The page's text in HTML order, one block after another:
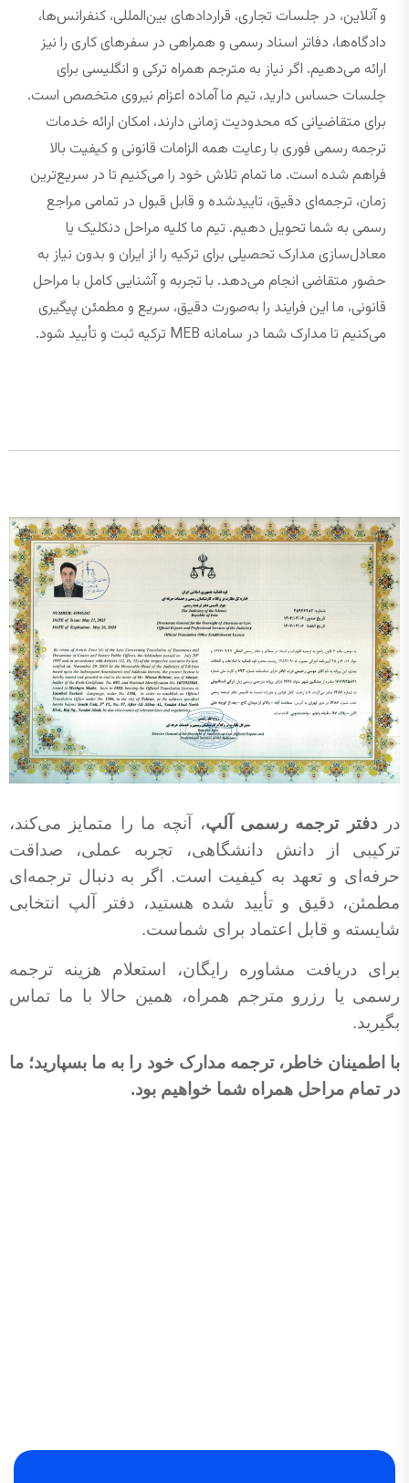
و آنلاین، در جلسات تجاری، قراردادهای بین‌المللی، کنفرانس‌ها،
دادگاه‌ها، دفاتر اسناد رسمی و همراهی در سفرهای کاری را نیز
ارائه می‌دهیم. اگر نیاز به مترجم همراه ترکی و انگلیسی برای
جلسات حساس دارید، تیم ما آماده اعزام نیروی متخصص است.
برای متقاضیانی که محدودیت زمانی دارند، امکان ارائه خدمات
ترجمه رسمی فوری با رعایت همه الزامات قانونی و کیفیت بالا
فراهم شده است. ما تمام تلاش خود را می‌کنیم تا در سریع‌ترین
زمان، ترجمه‌ای دقیق، تاییدشده و قابل قبول در تمامی مراجع
رسمی به شما تحویل دهیم. تیم ما کلیه مراحل دنکلیک یا
معادل‌سازی مدارک تحصیلی برای ترکیه را از ایران و بدون نیاز به
حضور متقاضی انجام می‌دهد. با تجربه و آشنایی کامل با مراحل
قانونی، ما این فرایند را به‌صورت دقیق، سریع و مطمئن پیگیری
می‌کنیم تا مدارک شما در سامانه MEB ترکیه ثبت و تأیید شود.
دردفتر ترجمه رسمی آلپ، آنچه ما را متمایز می‌کند،
ترکیبی از دانش دانشگاهی، تجربه عملی، صداقت
حرفه‌ای و تعهد به کیفیت است. اگر به دنبال ترجمه‌ای
مطمئن، دقیق و تأیید شده هستید، دفتر آلپ انتخابی
شایسته و قابل اعتماد برای شماست.
برای دریافت مشاوره رایگان، استعلام هزینه ترجمه
رسمی یا رزرو مترجم همراه، همین حالا با ما تماس
بگیرید.
با اطمینان خاطر، ترجمه مدارک خود را به ما بسپارید؛ ما
در تمام مراحل همراه شما خواهیم بود.